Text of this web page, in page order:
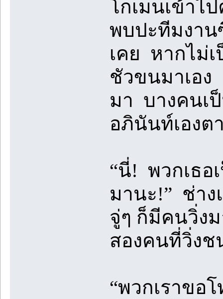
โกเมนเข้าไ
พบปะทีมงา
เคย หากไม่
ชัวขนมาเอ
มา บางคนเ
อภินันท์เองต
“นี่! พวกเธอ
มานะ!” ช่าง
จู่ๆ ก็มีคนวิ่ง
สองคนที่วิ่งช
“พวกเราขอ